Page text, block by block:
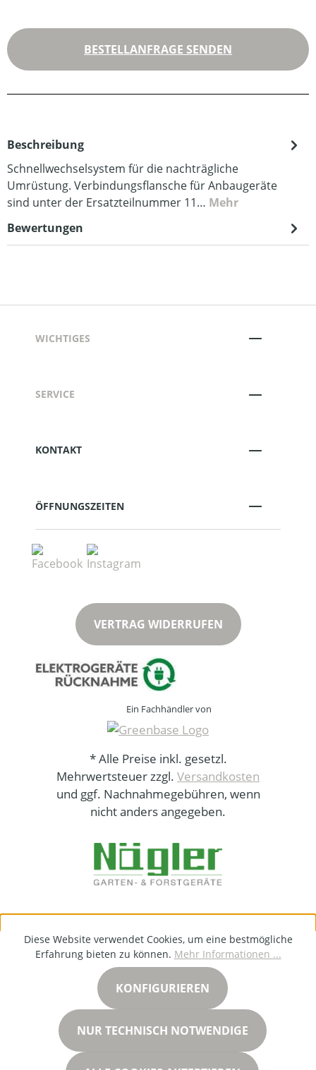
BESTELLANFRAGE SENDEN
Beschreibung
Schnellwechselsystem für die nachträgliche
Umrüstung. Verbindungsflansche für Anbaugeräte
sind unter der Ersatzteilnummer 11… Mehr
Bewertungen
WICHTIGES
SERVICE
KONTAKT
ÖFFNUNGSZEITEN
VERTRAG WIDERRUFEN
Ein Fachhändler von
* Alle Preise inkl. gesetzl.
Mehrwertsteuer zzgl. Versandkosten
und ggf. Nachnahmegebühren, wenn
nicht anders angegeben.
Diese Website verwendet Cookies, um eine bestmögliche
Erfahrung bieten zu können. Mehr Informationen ...
NUR TECHNISCH NOTWENDIGE
KONFIGURIEREN